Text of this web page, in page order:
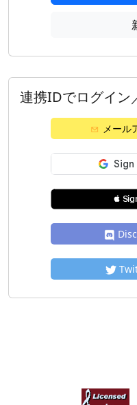
連携IDでログイン
メール
